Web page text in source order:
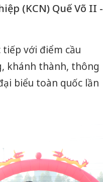
(KCN) Quế Võ II -
với điểm cầu
khánh thành, thông
biểu toàn quốc lần